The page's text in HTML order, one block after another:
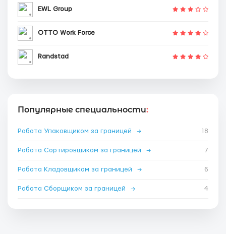
EWL Group
OTTO Work Force
Randstad
Популярные специальности:
Работа Упаковщиком за границей → 18
Работа Сортировщиком за границей → 7
Работа Кладовщиком за границей → 6
Работа Сборщиком за границей → 4